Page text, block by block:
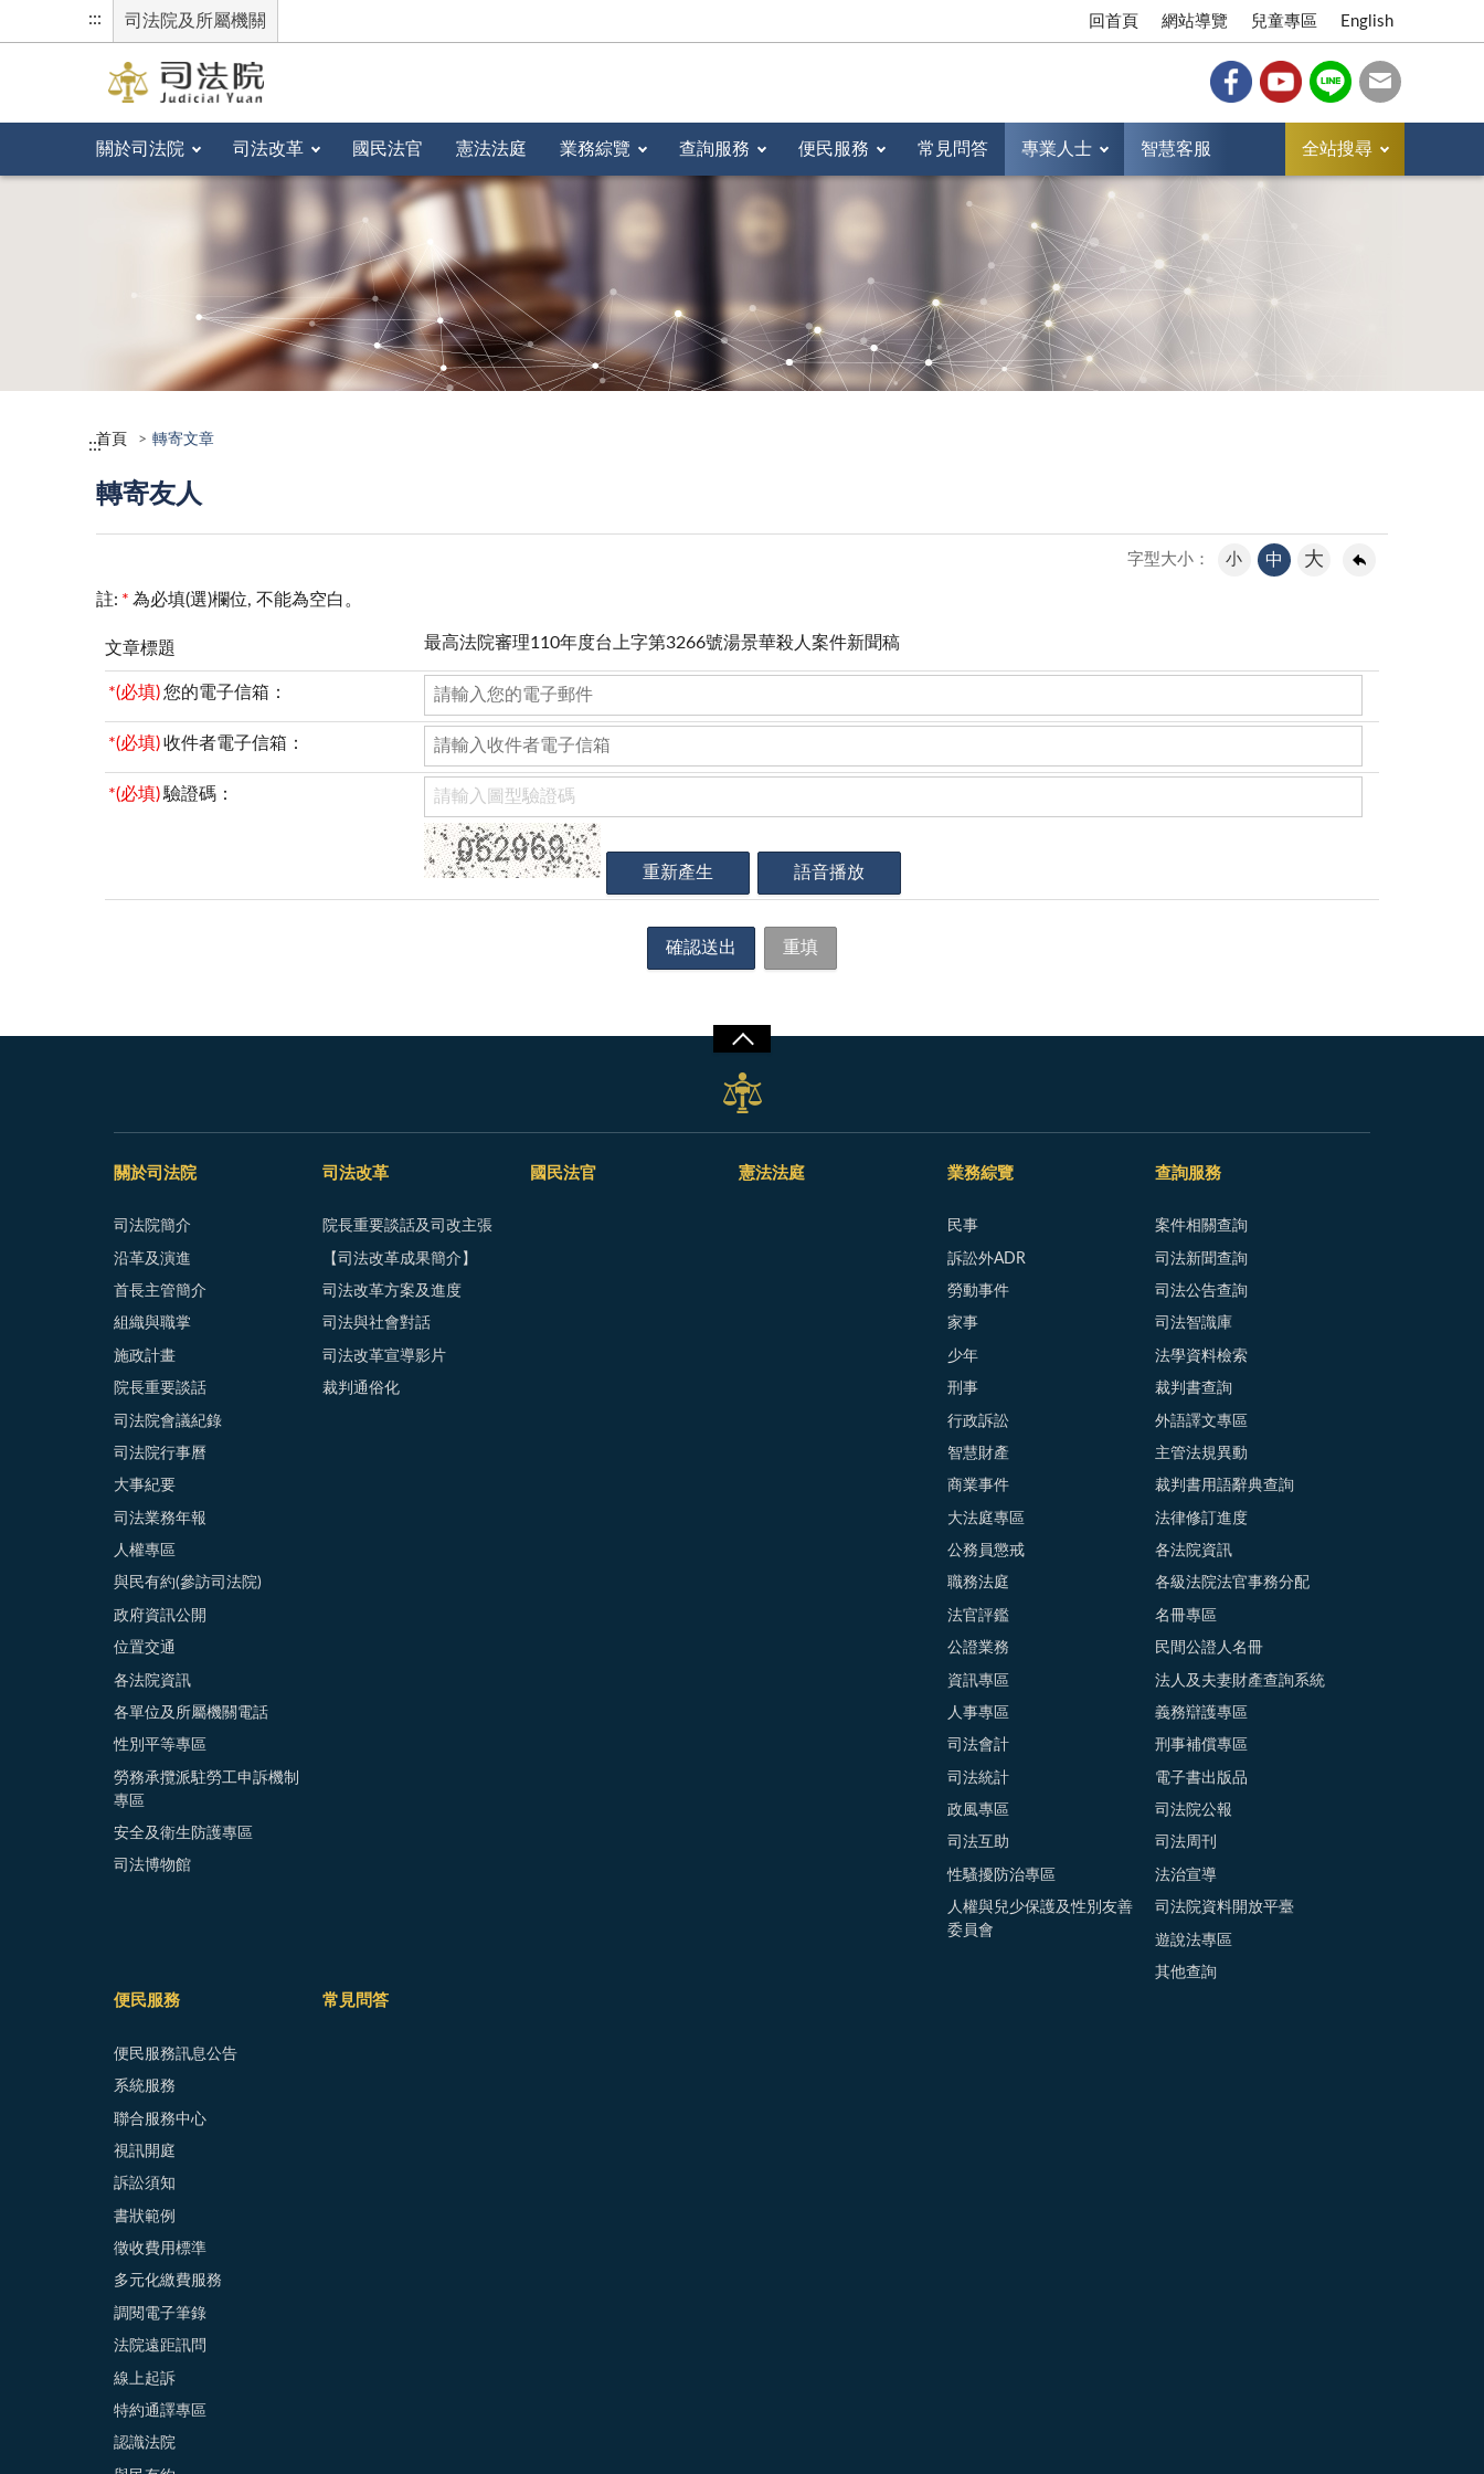
::: 司法院及所屬機關 回首頁 網站導覽 兒童專區 English
關於司法院 司法改革 國民法官 憲法法庭 業務綜覽 查詢服務 便民服務 常見問答 專業人士 智慧客服 全站搜尋
:::首頁 轉寄文章
轉寄友人
字型大小： 小 中 大
註: * 為必填(選)欄位, 不能為空白。
文章標題 最高法院審理110年度台上字第3266號湯景華殺人案件新聞稿
*(必填) 您的電子信箱：
*(必填) 收件者電子信箱：
*(必填) 驗證碼：
關於司法院
司法院簡介
沿革及演進
首長主管簡介
組織與職掌
施政計畫
院長重要談話
司法院會議紀錄
司法院行事曆
大事紀要
司法業務年報
人權專區
與民有約(參訪司法院)
政府資訊公開
位置交通
各法院資訊
各單位及所屬機關電話
性別平等專區
勞務承攬派駐勞工申訴機制
專區
安全及衛生防護專區
司法博物館
司法改革
院長重要談話及司改主張
【司法改革成果簡介】
司法改革方案及進度
司法與社會對話
司法改革宣導影片
裁判通俗化
國民法官 憲法法庭 業務綜覽
民事
訴訟外ADR
勞動事件
家事
少年
刑事
行政訴訟
智慧財產
商業事件
大法庭專區
公務員懲戒
職務法庭
法官評鑑
公證業務
資訊專區
人事專區
司法會計
司法統計
政風專區
司法互助
性騷擾防治專區
人權與兒少保護及性別友善
委員會
查詢服務
案件相關查詢
司法新聞查詢
司法公告查詢
司法智識庫
法學資料檢索
裁判書查詢
外語譯文專區
主管法規異動
裁判書用語辭典查詢
法律修訂進度
各法院資訊
各級法院法官事務分配
名冊專區
民間公證人名冊
法人及夫妻財產查詢系統
義務辯護專區
刑事補償專區
電子書出版品
司法院公報
司法周刊
法治宣導
司法院資料開放平臺
遊說法專區
其他查詢
便民服務
便民服務訊息公告
系統服務
聯合服務中心
視訊開庭
訴訟須知
書狀範例
徵收費用標準
多元化繳費服務
調閱電子筆錄
法院遠距訊問
線上起訴
特約通譯專區
認識法院
常見問答